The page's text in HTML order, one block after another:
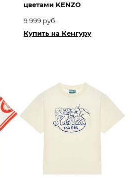
цветами KENZO
9 999 руб.
Купить на Кенгуру